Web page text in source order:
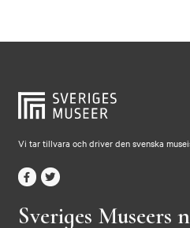
Vi tar tillvara och driver den svenska
Sveriges Museers